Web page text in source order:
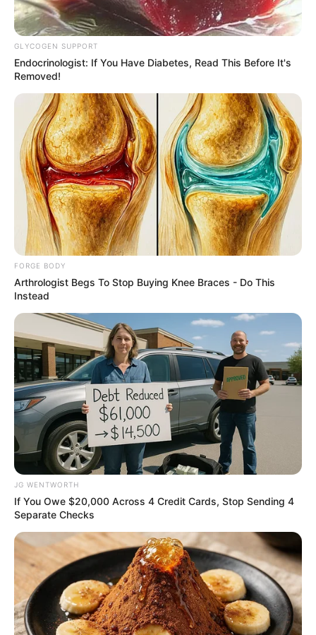
บางครั้งลืมขยับเขยื้อนร่างกาย ทำให้อาการเมื่อยเข้า
ครอบงำ วิธีผ่อนคลายของคุณคือ การได้ออกแรงมากๆ กับ
กีฬาผาดโผน หรือไปเล่นเครื่องเล่นเสี่ยงตายในสวนสนุก
มันจะทำให้สมองเธอโล่งขึ้น
เดือนพฤษภาคม
พอสมควร รู้จักเอาใจเขามาใส่ใจเราบ้าง หัวใจที่เพิ่มไม่ได้
ทำให้เป็นคนหลายใจ แต่ทำให้เธอเข้ากับคนอื่นได้มากขึ้น
วิธีผ่อนคลายของเธอคือ การได้เดินดูของสวยๆงามๆ ก็ทำให้
รีแลกซ์แล้ว
เดือนมิถุนายนเธอเป็นคนชอบพบปะผู้คน ดังนั้นถ้าคุณ
รู้สึกเครียดไม่ว่าจะเป็นเรื่องอะไร พบปะพูดคุยกับเพื่อนน่า
จะเป็นวิธีผ่อนคลายที่เธอทำได้ดีที่สุด หรือไม่ก็การช้อปปิ้ง
ออกไปพบเจอผู้คนน่าจะเป็นทางออกที่ดีสำหรับคุณ
เดือนกรกฎาคมสิ่งที่ทำให้คุณเครียดที่สุดก็คือ เรื่องการ
เดินทาง หรือต้องอยู่ท่ามกลางผู้คนมากมาย เพราะเธอเป็น
คนเหนื่อยง่ายแถมถ้าเหนื่อยใจยิ่งแย่ใหญ่ การผ่อนคลาย
ของเธอ น่าจะเป็นการได้เล่นกับสัตว์เลี้ยง ปลูกต้นไม้ หรือไม่
ก็หลับยาวไปเลยก็ได้
GLYCOGEN SUPPORT
Endocrinologist: If You Have Diabetes, Read This Before It's
Removed!
FORGE BODY
Arthrologist Begs To Stop Buying Knee Braces - Do This
Instead
JG WENTWORTH
If You Owe $20,000 Across 4 Credit Cards, Stop Sending 4
Separate Checks